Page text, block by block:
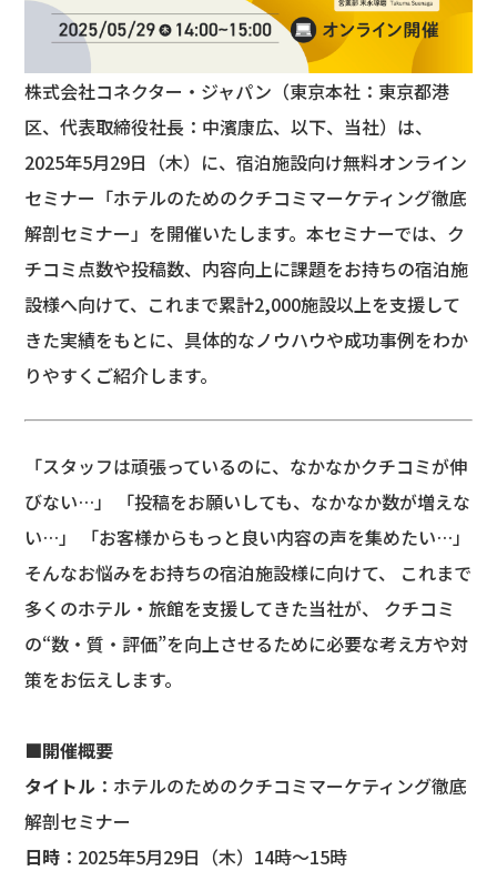
株式会社コネクター・ジャパン（東京本社：東京都港
区、代表取締役社長：中濱康広、以下、当社）は、
2025年5月29日（木）に、宿泊施設向け無料オンライン
セミナー「ホテルのためのクチコミマーケティング徹底
解剖セミナー」を開催いたします。本セミナーでは、ク
チコミ点数や投稿数、内容向上に課題をお持ちの宿泊施
設様へ向けて、これまで累計2,000施設以上を支援して
きた実績をもとに、具体的なノウハウや成功事例をわか
りやすくご紹介します。
「スタッフは頑張っているのに、なかなかクチコミが伸
びない…」 「投稿をお願いしても、なかなか数が増えな
い…」 「お客様からもっと良い内容の声を集めたい…」
そんなお悩みをお持ちの宿泊施設様に向けて、 これまで
多くのホテル・旅館を支援してきた当社が、 クチコミ
の“数・質・評価”を向上させるために必要な考え方や対
策をお伝えします。
■開催概要
タイトル ：ホテルのためのクチコミマーケティング徹底
解剖セミナー
日時 ：2025年5月29日（木）14時〜15時